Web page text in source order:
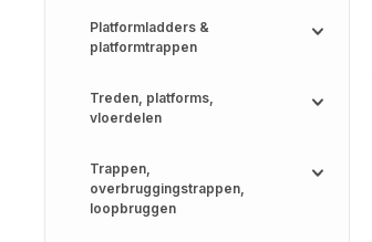
Platformladders &
platformtrappen
Treden, platforms,
vloerdelen
Trappen,
overbruggingstrappen,
loopbruggen